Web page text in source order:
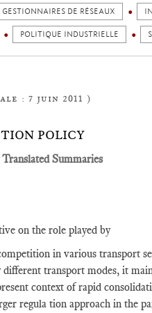
GESTIONNAIRES DE RÉSEAUX
POLITIQUE INDUSTRIELLE
: 7 juin 2011 )
POLICY
Translated Summaries
on the role played by
in various transport
transport modes, it
context of rapid
regula tion approach in the